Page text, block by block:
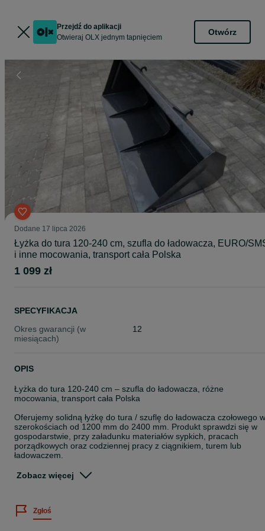
Przejdź do aplikacji
Otwieraj OLX jednym tapnięciem
Otwórz
Dodane 17 lipca 2026
Łyżka do tura 120-240 cm, szufla do ładowacza, EURO/
i inne mocowania, transport cała Polska
1 099 zł
SPECYFIKACJA
Okres gwarancji (w
miesiącach)
12
OPIS
Łyżka do tura 120-240 cm – szufla do ładowacza, różne
mocowania, transport cała Polska
Oferujemy solidną łyżkę do tura / szuflę do ładowacza czołowego w
szerokościach od 1200 mm do 2400 mm. Produkt sprawdzi się w
gospodarstwie, przy załadunku materiałów sypkich, pracach
porządkowych oraz codziennej pracy z ciągnikiem, turem lub
ładowaczem.
Dostępne szerokości i pojemności:
– 1500 mm / 150 cm – pojemność 0,38 m³
– 1600 mm / 160 cm – pojemność 0,40 m³
Zobacz więcej
Zgłoś